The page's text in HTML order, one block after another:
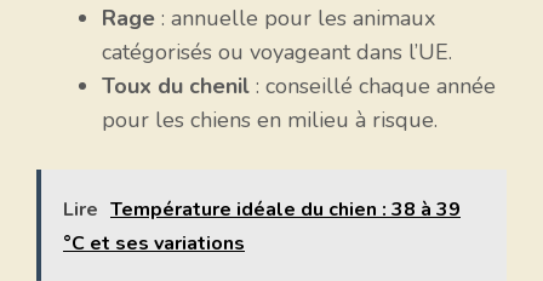
Rage : annuelle pour les animaux
catégorisés ou voyageant dans l’UE.
Toux du chenil : conseillé chaque année
pour les chiens en milieu à risque.
Lire Température idéale du chien : 38 à 39
°C et ses variations